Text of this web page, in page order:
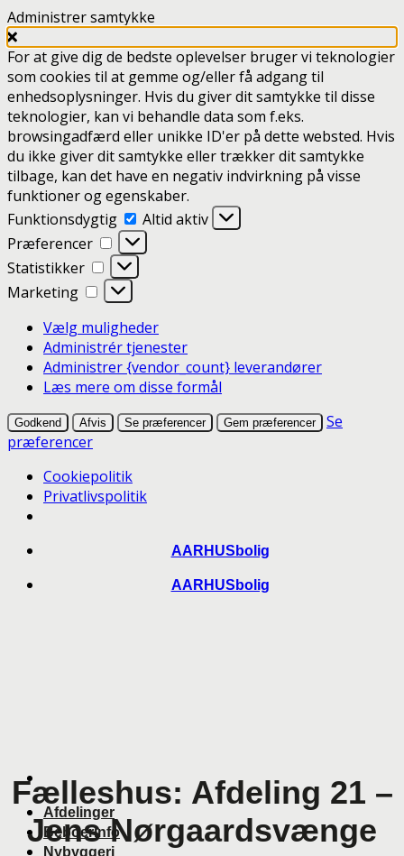
Administrer samtykke
For at give dig de bedste oplevelser bruger vi teknologier
som cookies til at gemme og/eller få adgang til
enhedsoplysninger. Hvis du giver dit samtykke til disse
teknologier, kan vi behandle data som f.eks.
browsingadfærd eller unikke ID'er på dette websted. Hvis
du ikke giver dit samtykke eller trækker dit samtykke
tilbage, kan det have en negativ indvirkning på visse
funktioner og egenskaber.
Funktionsdygtig
Funktionsdygtig
Altid aktiv
Præferencer
Præferencer
Statistikker
Statistikker
Marketing
Marketing
Vælg muligheder
Administrér tjenester
Administrer {vendor_count} leverandører
Læs mere om disse formål
Godkend Afvis Se præferencer Gem præferencer
Se
præferencer
Cookiepolitik
Privatlivspolitik
Skip
content
AARHUSbolig
AARHUSbolig
Afdelinger
Beboerinfo
Nybyggeri
Fælleshus: Afdeling 21 –
Jens Nørgaardsvænge